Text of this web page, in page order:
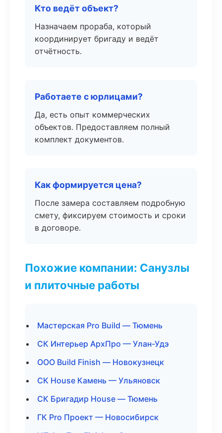
Кто ведёт объект?
Назначаем прораба, который
координирует бригаду и ведёт
отчётность.
Работаете с юрлицами?
Да, есть опыт коммерческих
объектов. Предоставляем полный
комплект документов.
Как формируется цена?
После замера составляем подробную
смету, фиксируем стоимость и сроки
в договоре.
Похожие компании: Санузлы
и плиточные работы
Мастерская Pro Build — Тюмень
СК Интерьер АрхПро — Улан-Удэ
ООО Build Finish — Новокузнецк
СК House Камень — Ульяновск
СК Бригадир House — Тюмень
ГК Pro Проект — Новосибирск